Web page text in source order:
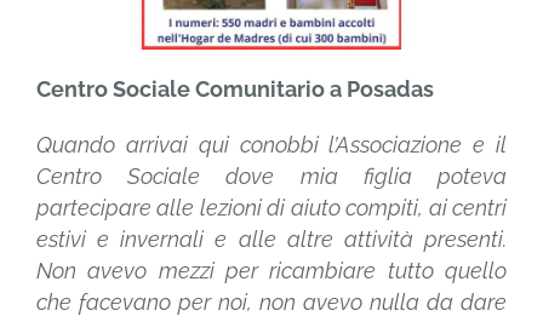
Centro Sociale Comunitario a Posadas
Quando arrivai qui conobbi l’Associazione e il
Centro Sociale dove mia figlia poteva
partecipare alle lezioni di aiuto compiti, ai centri
estivi e invernali e alle altre attività presenti.
Non avevo mezzi per ricambiare tutto quello
che facevano per noi, non avevo nulla da dare